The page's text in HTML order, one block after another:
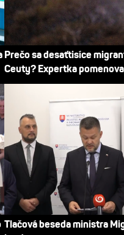
Prečo sa desaťtisíce
Ceuty? Expertka
Tlačová beseda ministra